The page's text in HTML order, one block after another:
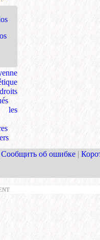
les
Сообщить об ошибке |